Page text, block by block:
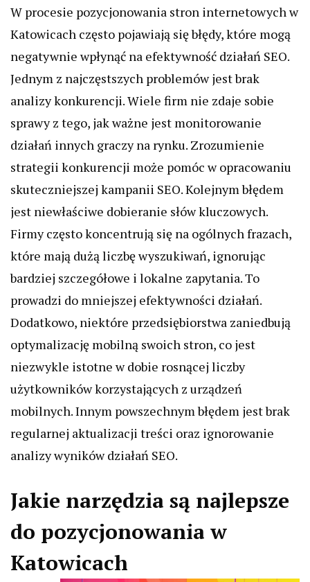
W procesie pozycjonowania stron internetowych w
Katowicach często pojawiają się błędy, które mogą
negatywnie wpłynąć na efektywność działań SEO.
Jednym z najczęstszych problemów jest brak
analizy konkurencji. Wiele firm nie zdaje sobie
sprawy z tego, jak ważne jest monitorowanie
działań innych graczy na rynku. Zrozumienie
strategii konkurencji może pomóc w opracowaniu
skuteczniejszej kampanii SEO. Kolejnym błędem
jest niewłaściwe dobieranie słów kluczowych.
Firmy często koncentrują się na ogólnych frazach,
które mają dużą liczbę wyszukiwań, ignorując
bardziej szczegółowe i lokalne zapytania. To
prowadzi do mniejszej efektywności działań.
Dodatkowo, niektóre przedsiębiorstwa zaniedbują
optymalizację mobilną swoich stron, co jest
niezwykle istotne w dobie rosnącej liczby
użytkowników korzystających z urządzeń
mobilnych. Innym powszechnym błędem jest brak
regularnej aktualizacji treści oraz ignorowanie
analizy wyników działań SEO.
Jakie narzędzia są najlepsze
do pozycjonowania w
Katowicach